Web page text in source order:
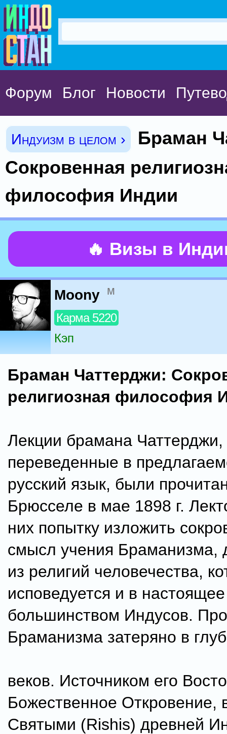
Форум Блог Новости
Индуизм в целом ›
Браман
Сокровенная
философия Индии
🔥 Визы в
Moony м
Карма 5220
Кэп
Браман Чаттерджи:
религиозная философия
Лекции брамана Чаттерджи,
переведенные в
русский язык, были
Брюсселе в мае 1898 г.
них попытку изложить
смысл учения Браманизма,
из религий человечества,
исповедуется и в
большинством Индусов.
Браманизма затеряно в
веков. Источником его
Божественное Откровение,
Святыми (Rishis) древней